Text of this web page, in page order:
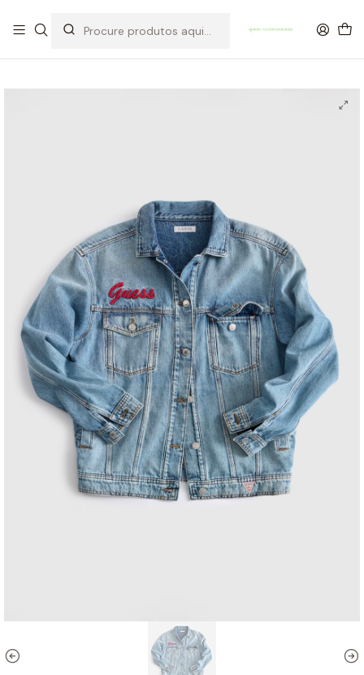
OFERTA DE PORTES DE ENVIO em compras para Portugal superiores a
80€ de artigos sem promoção